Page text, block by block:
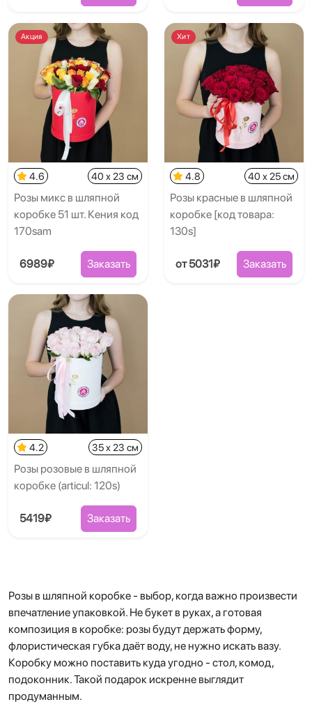
Акция
4.6 40 x 23 см
Розы микс в шляпной
коробке 51 шт. Кения код
170sam
6989₽ Заказать
Хит
4.8 40 x 25 см
Розы красные в шляпной
коробке [код товара:
130s]
от 5031₽ Заказать
4.2 35 x 23 см
Розы розовые в шляпной
коробке (articul: 120s)
5419₽ Заказать
Розы в шляпной коробке - выбор, когда важно произвести
впечатление упаковкой. Не букет в руках, а готовая
композиция в коробке: розы будут держать форму,
флористическая губка даёт воду, не нужно искать вазу.
Коробку можно поставить куда угодно - стол, комод,
подоконник. Такой подарок искренне выглядит
продуманным.